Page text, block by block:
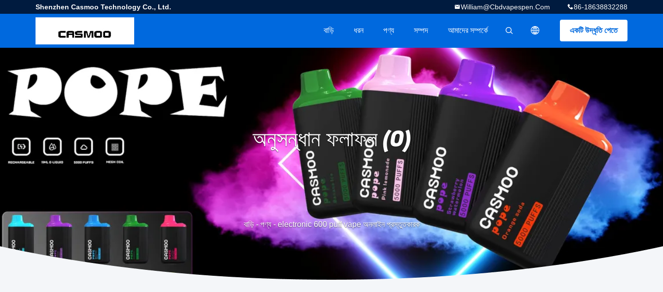
Shenzhen Casmoo Technology Co., Ltd. 86-18638832288
William@cbdvapespen.com
একটি উদ্ধৃতি পেতে
বাড়ি ধরন পণ্য সম্পদ আমাদের সম্পর্কে
অনুসন্ধান ফলাফল (0)
বাড়ি- পণ্য-electronic 600 puff vape অনলাইন প্রস্তুতকারক